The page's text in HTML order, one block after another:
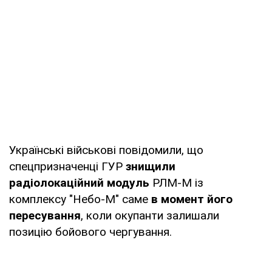
Українські військові повідомили, що
спецпризначенці ГУР знищили
радіолокаційний модуль РЛМ-М із
комплексу "Небо-М" саме в момент його
пересування, коли окупанти залишали
позицію бойового чергування.